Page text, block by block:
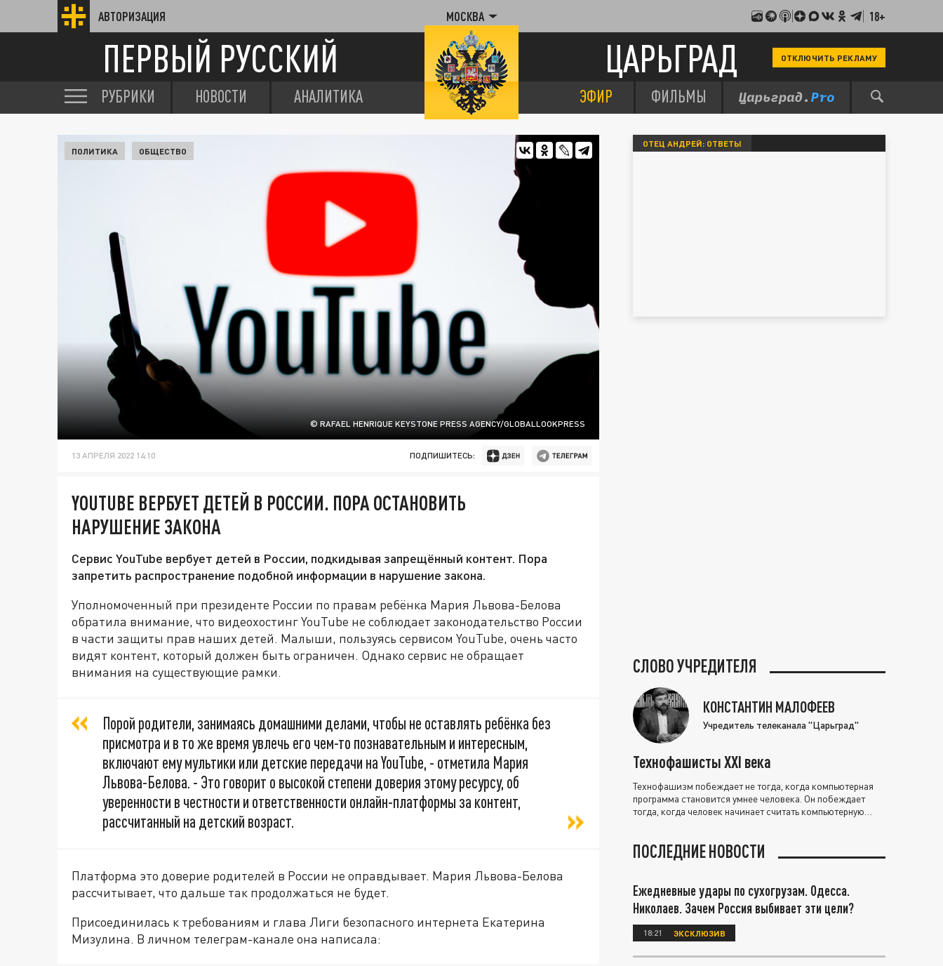
АВТОРИЗАЦИЯ МОСКВА 18+
ПЕРВЫЙ РУССКИЙ ЦАРЬГРАД ОТКЛЮЧИТЬ РЕКЛАМУ
РУБРИКИ НОВОСТИ АНАЛИТИКА ЭФИР ФИЛЬМЫ
© RAFAEL HENRIQUE KEYSTONE PRESS AGENCY/GLOBALLOOKPRESS
ПОЛИТИКА ОБЩЕСТВО
13 АПРЕЛЯ 2022 14:10 ПОДПИШИТЕСЬ:
YOUTUBE ВЕРБУЕТ ДЕТЕЙ В РОССИИ. ПОРА ОСТАНОВИТЬ
НАРУШЕНИЕ ЗАКОНА
Сервис YouTube вербует детей в России, подкидывая запрещённый контент. Пора
запретить распространение подобной информации в нарушение закона.
Уполномоченный при президенте России по правам ребёнка Мария Львова-Белова
обратила внимание, что видеохостинг YouTube не соблюдает законодательство России
в части защиты прав наших детей. Малыши, пользуясь сервисом YouTube, очень часто
видят контент, который должен быть ограничен. Однако сервис не обращает
внимания на существующие рамки.
Порой родители, занимаясь домашними делами, чтобы не оставлять ребёнка без
присмотра и в то же время увлечь его чем-то познавательным и интересным,
включают ему мультики или детские передачи на YouTube, - отметила Мария
Львова-Белова. - Это говорит о высокой степени доверия этому ресурсу, об
уверенности в честности и ответственности онлайн-платформы за контент,
рассчитанный на детский возраст.
Платформа это доверие родителей в России не оправдывает. Мария Львова-Белова
рассчитывает, что дальше так продолжаться не будет.
Присоединилась к требованиям и глава Лиги безопасного интернета Екатерина
Мизулина. В личном телеграм-канале она написала:
ОТЕЦ АНДРЕЙ: ОТВЕТЫ
СЛОВО УЧРЕДИТЕЛЯ
КОНСТАНТИН МАЛОФЕЕВ
Учредитель телеканала "Царьград"
Технофашисты XXI века
Технофашизм побеждает не тогда, когда компьютерная
программа становится умнее человека. Он побеждает
тогда, когда человек начинает считать компьютерную
ПОСЛЕДНИЕ НОВОСТИ
Ежедневные удары по сухогрузам. Одесса.
Николаев. Зачем Россия выбивает эти цели?
18:21 ЭКСКЛЮЗИВ